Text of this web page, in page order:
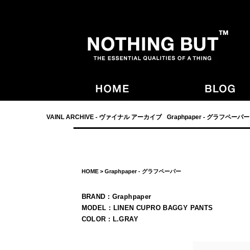
VAINL ARCHIVE - ヴァイナル アーカイブ Graphpaper - グラフペーパー
HOME> Graphpaper - グラフペーパー
BRAND : Graphpaper
MODEL : LINEN CUPRO BAGGY PANTS
COLOR : L.GRAY